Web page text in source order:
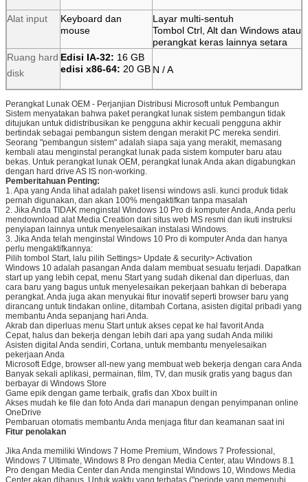
Alat input
Keyboard dan
mouse
Layar multi-sentuh
Tombol Ctrl, Alt dan Windows atau
perangkat keras lainnya setara
Ruang hard
disk
Edisi IA-32: 16 GB
edisi x86-64: 20 GB N / A
Perangkat Lunak OEM - Perjanjian Distribusi Microsoft untuk Pembangun
Sistem menyatakan bahwa paket perangkat lunak sistem pembangun tidak
ditujukan untuk didistribusikan ke pengguna akhir kecuali pengguna akhir
bertindak sebagai pembangun sistem dengan merakit PC mereka sendiri.
Seorang "pembangun sistem" adalah siapa saja yang merakit, memasang
kembali atau menginstal perangkat lunak pada sistem komputer baru atau
bekas. Untuk perangkat lunak OEM, perangkat lunak Anda akan digabungkan
dengan hard drive AS IS non-working.
Pemberitahuan Penting:
1. Apa yang Anda lihat adalah paket lisensi windows asli. kunci produk tidak
pernah digunakan, dan akan 100% mengaktifkan tanpa masalah
2. Jika Anda TIDAK menginstal Windows 10 Pro di komputer Anda, Anda perlu
mendownload alat Media Creation dari situs web MS resmi dan ikuti instruksi
penyiapan lainnya untuk menyelesaikan instalasi Windows.
3. Jika Anda telah menginstal Windows 10 Pro di komputer Anda dan hanya
perlu mengaktifkannya:
Pilih tombol Start, lalu pilih Settings> Update & security> Activation
Windows 10 adalah pasangan Anda dalam membuat sesuatu terjadi. Dapatkan
start up yang lebih cepat, menu Start yang sudah dikenal dan diperluas, dan
cara baru yang bagus untuk menyelesaikan pekerjaan bahkan di beberapa
perangkat. Anda juga akan menyukai fitur inovatif seperti browser baru yang
dirancang untuk tindakan online, ditambah Cortana, asisten digital pribadi yang
membantu Anda sepanjang hari Anda.
Akrab dan diperluas menu Start untuk akses cepat ke hal favorit Anda
Cepat, halus dan bekerja dengan lebih dari apa yang sudah Anda miliki
Asisten digital Anda sendiri, Cortana, untuk membantu menyelesaikan
pekerjaan Anda
Microsoft Edge, browser all-new yang membuat web bekerja dengan cara Anda
Banyak sekali aplikasi, permainan, film, TV, dan musik gratis yang bagus dan
berbayar di Windows Store
Game epik dengan game terbaik, grafis dan Xbox built in
Akses mudah ke file dan foto Anda dari manapun dengan penyimpanan online
OneDrive
Pembaruan otomatis membantu Anda menjaga fitur dan keamanan saat ini
Fitur penolakan
Jika Anda memiliki Windows 7 Home Premium, Windows 7 Professional,
Windows 7 Ultimate, Windows 8 Pro dengan Media Center, atau Windows 8.1
Pro dengan Media Center dan Anda menginstal Windows 10, Windows Media
Center akan dihapus. Untuk waktu yang terbatas ("periode yang memenuhi